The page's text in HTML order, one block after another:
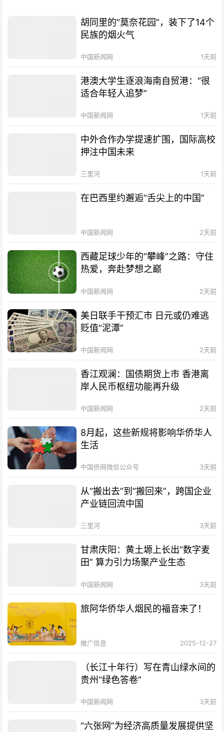
胡同里的“莫奈花园”，装下了14个
民族的烟火气
中国新闻网 1天前
港澳大学生逐浪海南自贸港：“很
适合年轻人追梦”
中国新闻网 1天前
中外合作办学提速扩围，国际高校
押注中国未来
三里河 1天前
在巴西里约邂逅“舌尖上的中国”
中国新闻网 2天前
西藏足球少年的“攀峰”之路：守住
热爱，奔赴梦想之巅
中国新闻网 2天前
美日联手干预汇市 日元或仍难逃
贬值“泥潭”
中国新闻网 2天前
香江观澜：国债期货上市 香港离
岸人民币枢纽功能再升级
中国新闻网 2天前
8月起，这些新规将影响华侨华人
生活
中国侨网微信公众号 3天前
从“搬出去”到“搬回来”，跨国企业
产业链回流中国
三里河 3天前
甘肃庆阳：黄土塬上长出“数字麦
田” 算力引力场聚产业生态
中国新闻网 3天前
旅阿华侨华人烟民的福音来了！
推广信息 2025-12-27
（长江十年行）写在青山绿水间的
贵州“绿色答卷”
中国新闻网 3天前
“六张网”为经济高质量发展提供坚